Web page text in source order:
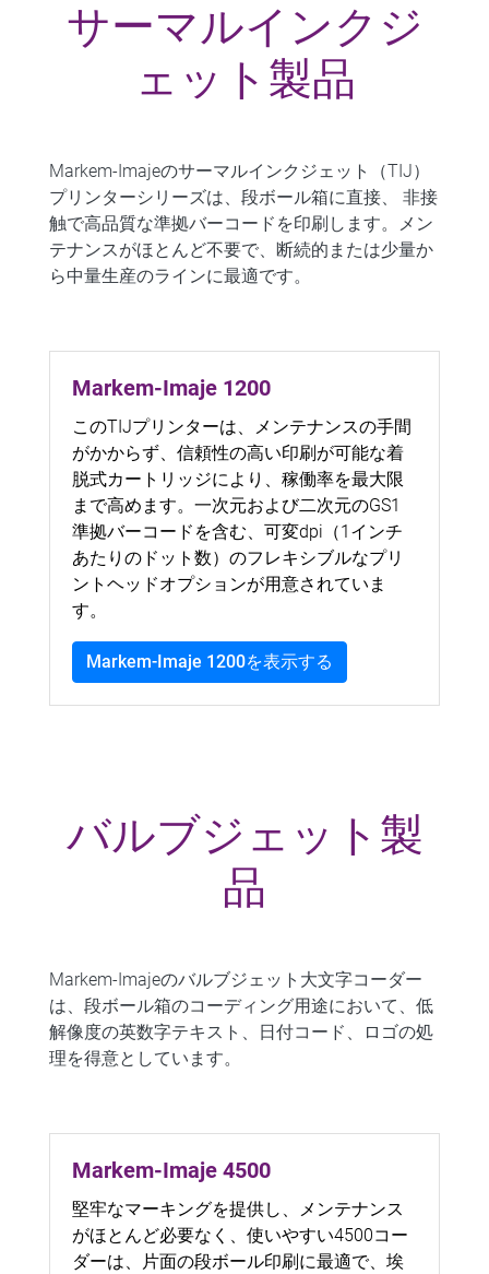
サーマルインクジ
ェット製品
Markem-Imajeのサーマルインクジェット（TIJ）
プリンターシリーズは、段ボール箱に直接、
非接
触で高品質な準拠バーコードを印刷します。メン
テナンスがほとんど不要で、断続的または少量か
ら中量生産のラインに最適です。
Markem-Imaje 1200
このTIJプリンターは、メンテナンスの手間
がかからず、信頼性の高い印刷が可能な着
脱式カートリッジにより、稼働率を最大限
まで高めます。一次元および二次元のGS1
準拠バーコードを含む、可変dpi（1インチ
あたりのドット数）のフレキシブルなプリ
ントヘッドオプションが用意されていま
す。
Markem-Imaje 1200を表示する
バルブジェット製
品
Markem-Imajeのバルブジェット大文字コーダー
は、段ボール箱のコーディング用途において、 低
解像度の英数字テキスト 、日付コード、ロゴの処
理を得意としています。
Markem-Imaje 4500
堅牢なマーキングを提供し、メンテナンス
がほとんど必要なく、使いやすい4500コー
ダーは、片面の段ボール印刷に最適で、埃